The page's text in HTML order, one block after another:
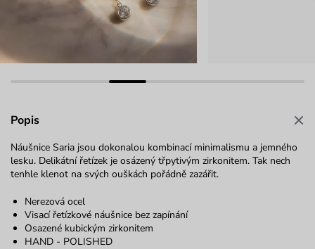
Popis
Náušnice Saria jsou dokonalou kombinací minimalismu a jemného
lesku. Delikátní řetízek je osázený třpytivým zirkonitem. Tak nech
tenhle klenot na svých ouškách pořádně zazářit.
Nerezová ocel
Visací řetízkové náušnice bez zapínání
Osazené kubickým zirkonitem
HAND - POLISHED